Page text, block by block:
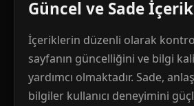
Güncel ve Sade İçerik
İçeriklerin düzenli olarak
sayfanın güncelliğini ve bilgi
yardımcı olmaktadır. Sade,
bilgiler kullanıcı deneyimini